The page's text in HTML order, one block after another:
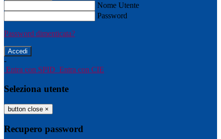
Nome Utente
Password
Password dimenticata?
-
Entra con SPID Entra con CIE
Seleziona utente
button close ×
Recupero password